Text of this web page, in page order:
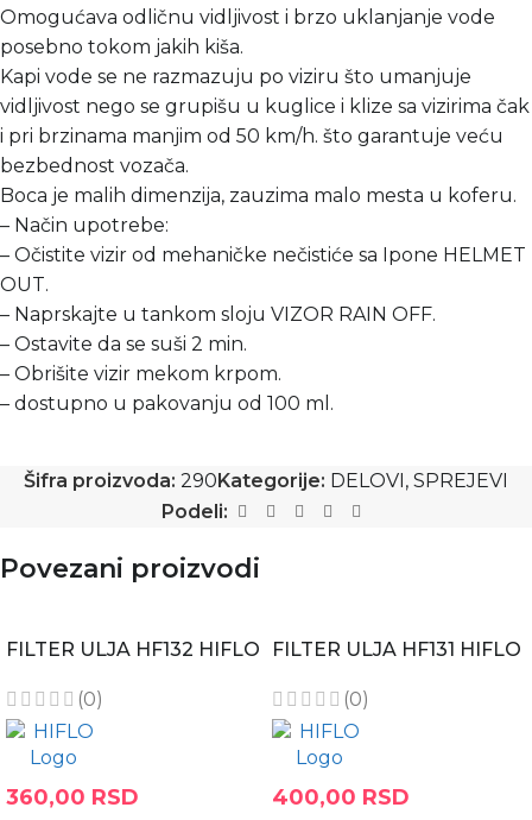
Omogućava odličnu vidljivost i brzo uklanjanje vode
posebno tokom jakih kiša.
Kapi vode se ne razmazuju po viziru što umanjuje
vidljivost nego se grupišu u kuglice i klize sa vizirima čak
i pri brzinama manjim od 50 km/h. što garantuje veću
bezbednost vozača.
Boca je malih dimenzija, zauzima malo mesta u koferu.
– Način upotrebe:
– Očistite vizir od mehaničke nečistiće sa Ipone HELMET
OUT.
– Naprskajte u tankom sloju VIZOR RAIN OFF.
– Ostavite da se suši 2 min.
– Obrišite vizir mekom krpom.
– dostupno u pakovanju od 100 ml.
Šifra proizvoda: 290Kategorije: DELOVI, SPREJEVI
Podeli:
Povezani proizvodi
FILTER ULJA HF132 HIFLO
(0)
360,00 RSD
FILTER ULJA HF131 HIFLO
(0)
400,00 RSD